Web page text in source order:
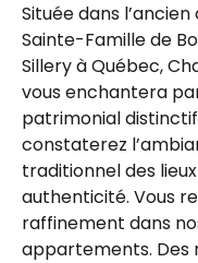
Située dans
Sainte-Famille de
Sillery à Québec,
vous enchantera
patrimonial
constaterez
traditionnel des
authenticité. Vous
raffinement dans
appartements. Des